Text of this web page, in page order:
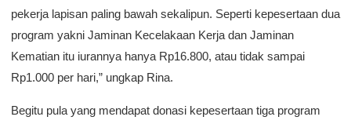
pekerja lapisan paling bawah sekalipun. Seperti kepesertaan dua
program yakni Jaminan Kecelakaan Kerja dan Jaminan
Kematian itu iurannya hanya Rp16.800, atau tidak sampai
Rp1.000 per hari,” ungkap Rina.
Begitu pula yang mendapat donasi kepesertaan tiga program